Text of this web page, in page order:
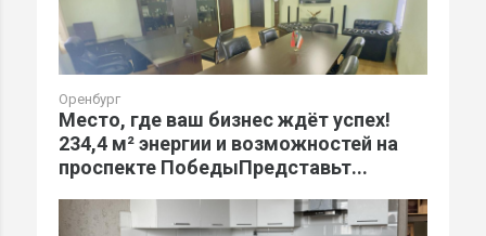
Оренбург
Место, где ваш бизнес ждёт успех!
234,4 м² энергии и возможностей на
проспекте ПобедыПредставьт...